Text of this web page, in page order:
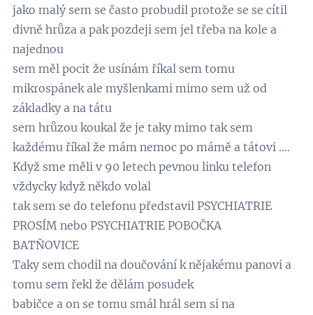
jako malý sem se často probudil protože se se cítil
divně hrůza a pak pozdeji sem jel třeba na kole a
najednou
sem měl pocit že usínám říkal sem tomu
mikrospánek ale myšlenkami mimo sem už od
základky a na tátu
sem hrůzou koukal že je taky mimo tak sem
každému říkal že mám nemoc po mámě a tátovi ....
Když sme měli v 90 letech pevnou linku telefon
vždycky když někdo volal
tak sem se do telefonu představil PSYCHIATRIE
PROSÍM nebo PSYCHIATRIE POBOČKA
BATŇOVICE
Taky sem chodil na doučování k nějakému panovi a
tomu sem řekl že dělám posudek
babičce a on se tomu smál hrál sem si na